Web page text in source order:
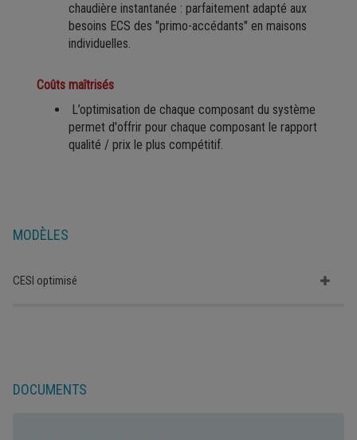
chaudière instantanée : parfaitement adapté aux
besoins ECS des "primo-accédants" en maisons
individuelles.
Coûts maîtrisés
L’optimisation de chaque composant du système
permet d'offrir pour chaque composant le rapport
qualité / prix le plus compétitif.
MODÈLES
CESI optimisé
DOCUMENTS